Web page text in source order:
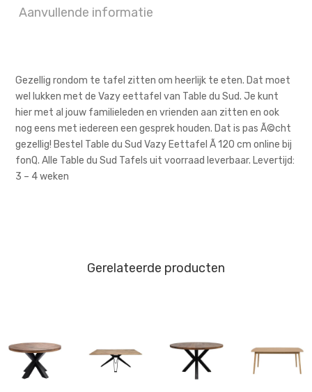
Aanvullende informatie
Gezellig rondom te tafel zitten om heerlijk te eten. Dat moet
wel lukken met de Vazy eettafel van Table du Sud. Je kunt
hier met al jouw familieleden en vrienden aan zitten en ook
nog eens met iedereen een gesprek houden. Dat is pas Ã©cht
gezellig! Bestel Table du Sud Vazy Eettafel Ã 120 cm online bij
fonQ. Alle Table du Sud Tafels uit voorraad leverbaar. Levertijd:
3 – 4 weken
Gerelateerde producten